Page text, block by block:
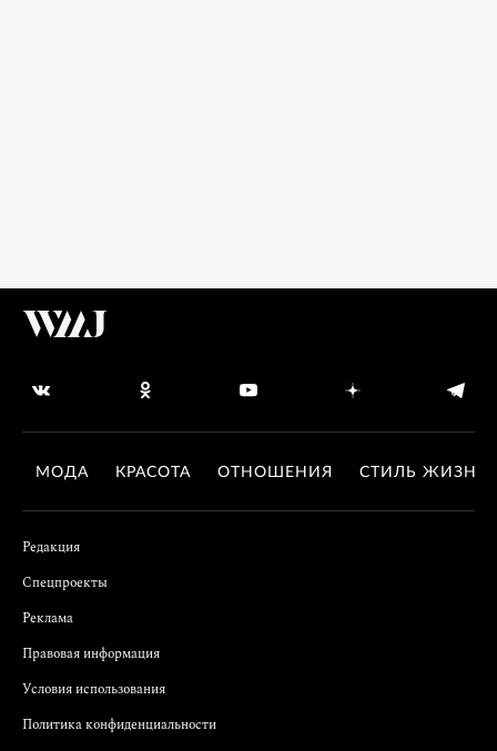
МОДА КРАСОТА ОТНОШЕНИЯ СТИЛЬ ЖИЗНИ
Редакция
Спецпроекты
Реклама
Правовая информация
Условия использования
Политика конфиденциальности